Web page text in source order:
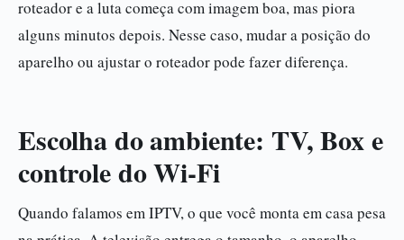
roteador e a luta começa com imagem boa, mas piora
alguns minutos depois. Nesse caso, mudar a posição do
aparelho ou ajustar o roteador pode fazer diferença.
Escolha do ambiente: TV, Box e
controle do Wi-Fi
Quando falamos em IPTV, o que você monta em casa pesa